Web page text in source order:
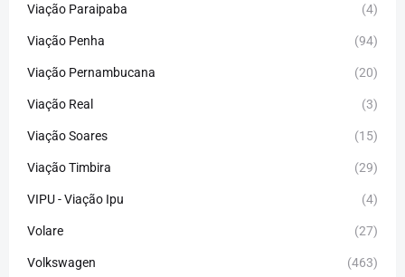
Viação Paraipaba (4)
Viação Penha (94)
Viação Pernambucana (20)
Viação Real (3)
Viação Soares (15)
Viação Timbira (29)
VIPU - Viação Ipu (4)
Volare (27)
Volkswagen (463)